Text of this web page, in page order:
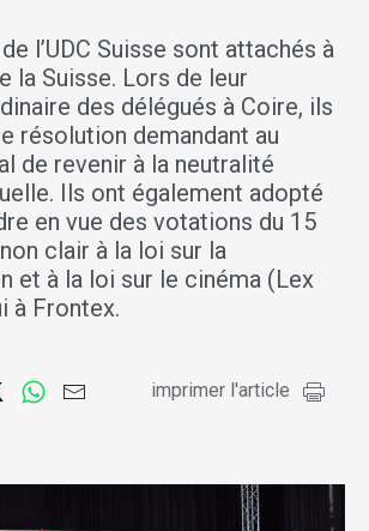
l’UDC Suisse sont attachés à
la Suisse. Lors de leur
des délégués à Coire, ils
résolution demandant au
de revenir à la neutralité
Ils ont également adopté
en vue des votations du 15
clair à la loi sur la
et à la loi sur le cinéma (Lex
à Frontex.
imprimer l'article